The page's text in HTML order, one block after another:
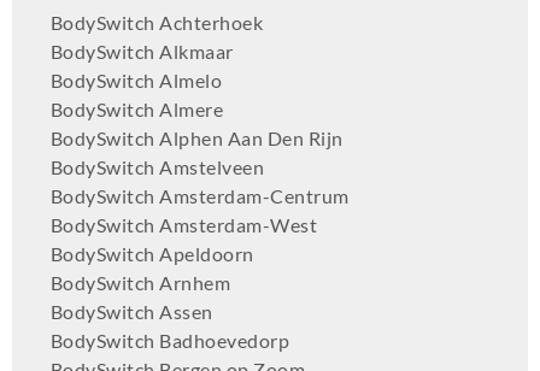
BodySwitch Achterhoek
BodySwitch Alkmaar
BodySwitch Almelo
BodySwitch Almere
BodySwitch Alphen Aan Den Rijn
BodySwitch Amstelveen
BodySwitch Amsterdam-Centrum
BodySwitch Amsterdam-West
BodySwitch Apeldoorn
BodySwitch Arnhem
BodySwitch Assen
BodySwitch Badhoevedorp